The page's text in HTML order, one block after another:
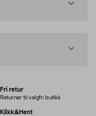
Fri retur
Returner til valgfri butikk
Klikk&Hent